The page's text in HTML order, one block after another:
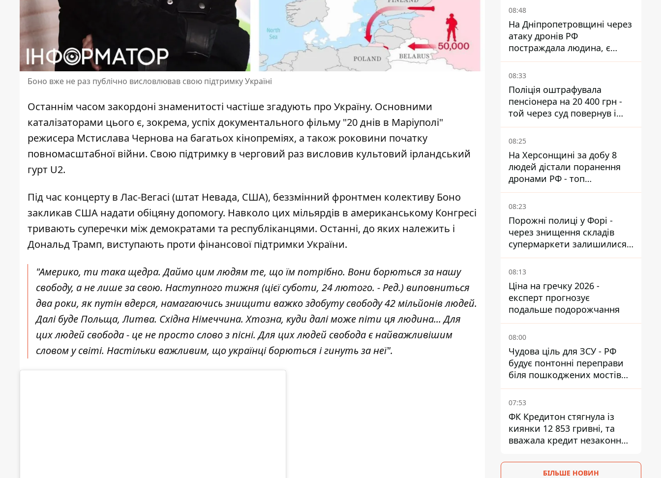
Боно вже не раз публічно висловлював свою підтримку Україні
Останнім часом закордоні знаменитості частіше згадують про Україну. Основними
каталізаторами цього є, зокрема, успіх документального фільму "20 днів в Маріуполі"
режисера Мстислава Чернова на багатьох кінопреміях, а також роковини початку
повномасштабної війни. Свою підтримку в черговий раз висловив культовий ірландський
гурт U2.
Під час концерту в Лас-Вегасі (штат Невада, США), беззмінний фронтмен колективу Боно
закликав США надати обіцяну допомогу. Навколо цих мільярдів в американському Конгресі
тривають суперечки між демократами та республіканцями. Останні, до яких належить і
Дональд Трамп, виступають проти фінансової підтримки України.
"Америко, ти така щедра. Даймо цим людям те, що їм потрібно. Вони борються за нашу
свободу, а не лише за свою. Наступного тижня (цієї суботи, 24 лютого. - Ред.) виповниться
два роки, як путін вдерся, намагаючись знищити важко здобуту свободу 42 мільйонів людей.
Далі буде Польща, Литва. Східна Німеччина. Хтозна, куди далі може піти ця людина... Для
цих людей свобода - це не просто слово з пісні. Для цих людей свобода є найважливішим
словом у світі. Настільки важливим, що українці борються і гинуть за неї".
08:48
На Дніпропетровщині через
атаку дронів РФ
постраждала людина, є
пожежі та пошкодження
08:33
Поліція оштрафувала
пенсіонера на 20 400 грн -
той через суд повернув і
гроші, і отримав 3 тис. грн
моральної шкоди
08:25
На Херсонщині за добу 8
людей дістали поранення
дронами РФ - топ
небезпечних районів
08:23
Порожні полиці у Форі -
через знищення складів
супермаркети залишилися
без асортименту
08:13
Ціна на гречку 2026 -
експерт прогнозує
подальше подорожчання
08:00
Чудова ціль для ЗСУ - РФ
будує понтонні переправи
біля пошкоджених мостів
на ТОТ
07:53
ФК Кредитон стягнула із
киянки 12 853 гривні, та
вважала кредит незаконним
БІЛЬШЕ НОВИН